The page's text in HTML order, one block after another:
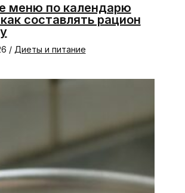
меню по календарю
составлять рацион
/ Диеты и питание